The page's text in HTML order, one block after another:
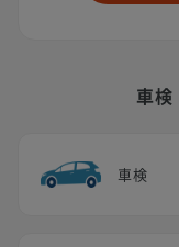
車検
車検